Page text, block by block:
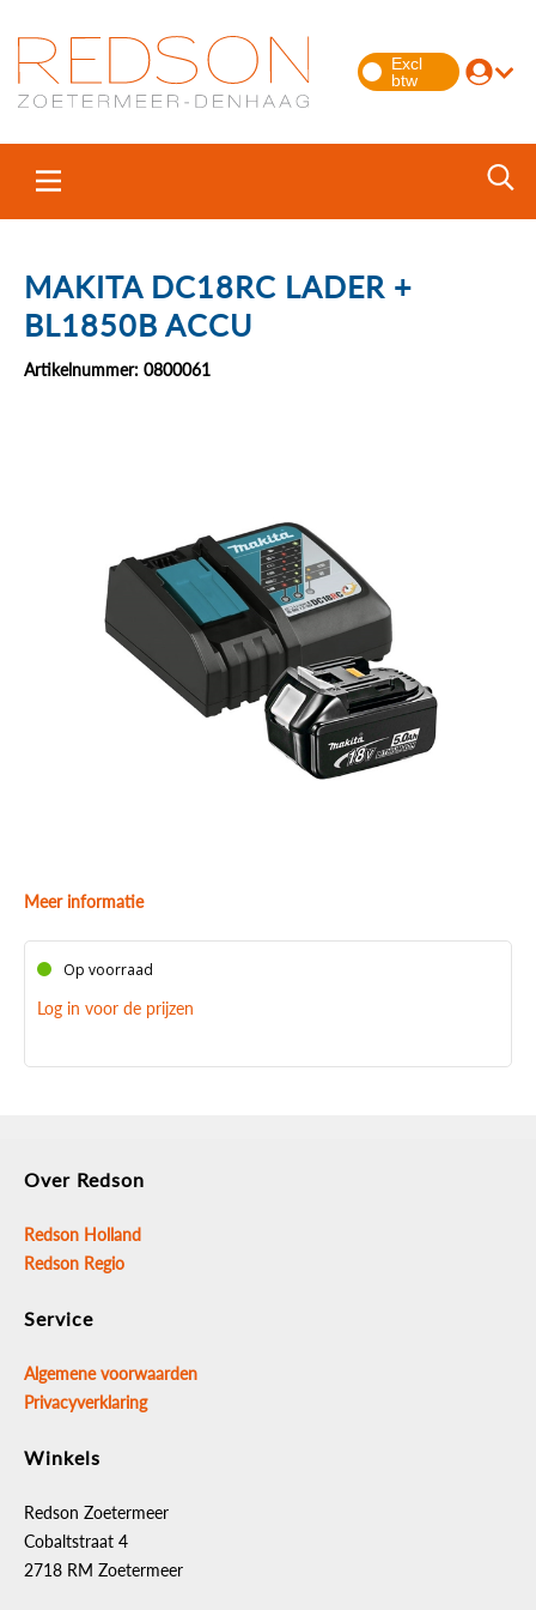
MAKITA DC18RC LADER +
BL1850B ACCU
Artikelnummer: 0800061
Meer informatie
Op voorraad
Log in voor de prijzen
Over Redson
Redson Holland
Redson Regio
Service
Algemene voorwaarden
Privacyverklaring
Winkels
Redson Zoetermeer
Cobaltstraat 4
2718 RM Zoetermeer